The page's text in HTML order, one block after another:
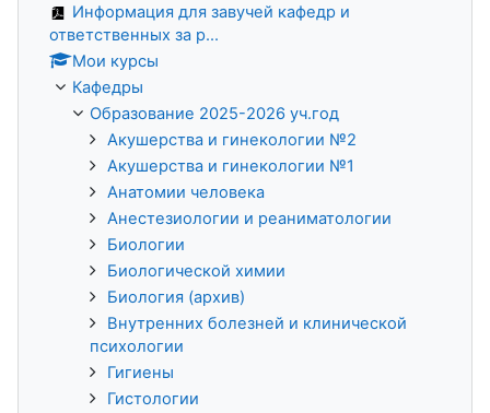
Информация для завучей кафедр и
ответственных за р...
Мои курсы
Кафедры
Образование 2025-2026 уч.год
Акушерства и гинекологии №2
Акушерства и гинекологии №1
Анатомии человека
Анестезиологии и реаниматологии
Биологии
Биологической химии
Биология (архив)
Внутренних болезней и клинической
психологии
Гигиены
Гистологии